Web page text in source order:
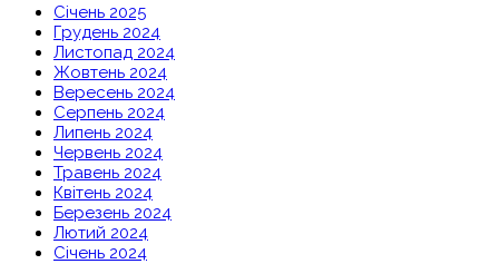
Січень 2025
Грудень 2024
Листопад 2024
Жовтень 2024
Вересень 2024
Серпень 2024
Липень 2024
Червень 2024
Травень 2024
Квітень 2024
Березень 2024
Лютий 2024
Січень 2024